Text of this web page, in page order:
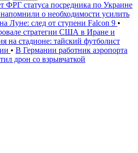
ФРГ статуса посредника по Украине
о необходимости усилить
Луне: след от ступени Falcon 9 •
стратегии США в Иране и
на стадионе: тайский футболист
• В Германии работник аэропорта
дрон со взрывчаткой